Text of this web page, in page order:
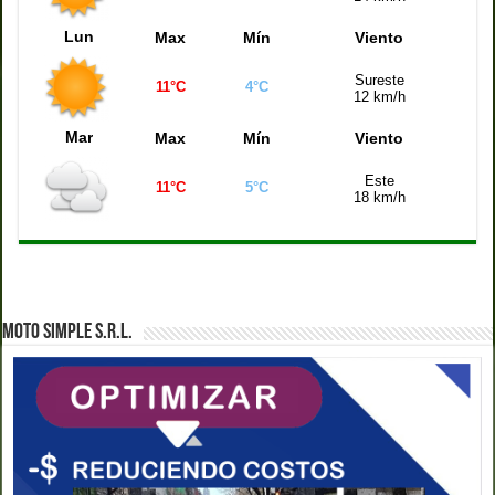
Quiniela Mendoza (21:00 hs)
Lun Max Mín Viento
11°C 4°C
Sureste
12 km/h
Mar Max Mín Viento
11°C 5°C
Este
18 km/h
MOTO SIMPLE S.R.L.